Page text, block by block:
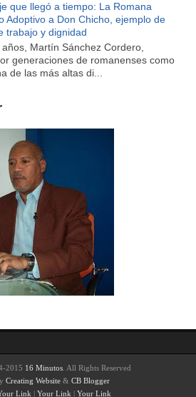
que llegó a tiempo: La Romana
Adoptivo a Don Chicho, ejemplo de
trabajo y dignidad
años, Martín Sánchez Cordero,
generaciones de romanenses como
de las más altas di...
2015 16 Minutos. All Rights Reserved
Creating Website & CB Blogger
Link| Your Link| Your Link